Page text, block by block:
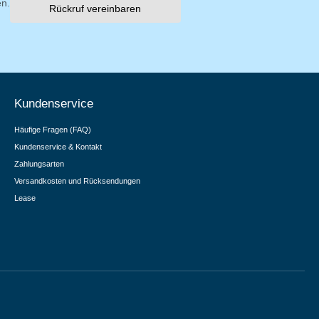
Rückruf vereinbaren
Kundenservice
Häufige Fragen (FAQ)
Kundenservice & Kontakt
Zahlungsarten
Versandkosten und Rücksendungen
Lease